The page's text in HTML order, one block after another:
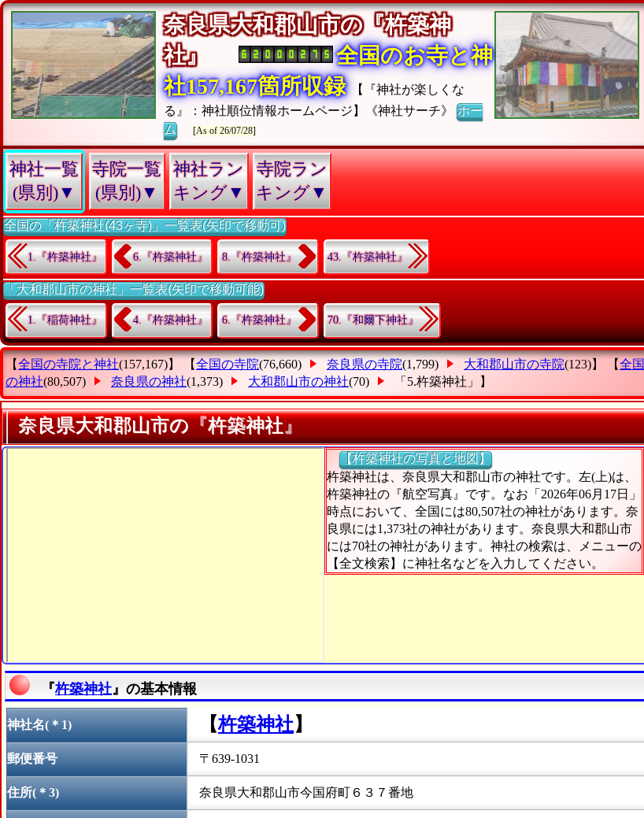
奈良県大和郡山市の『杵築神
社』
全国のお寺と神
社157,167箇所収録
【『神社が楽しくな
る』：神社順位情報ホームページ】《神社サーチ》ホー
ム
[As of 26/07/28]
神社一覧
(県別)▼
寺院一覧
(県別)▼
神社ラン
キング▼
寺院ラン
キング▼
全国の「杵築神社(43ヶ寺)」一覧表(矢印で移動可)
1.『杵築神社』 6.『杵築神社』 8.『杵築神社』 43.『杵築神社』
「大和郡山市の神社」一覧表(矢印で移動可能)
1.『稲荷神社』 4.『杵築神社』 6.『杵築神社』 70.『和爾下神社』
【全国の寺院と神社(157,167)】 【全国の寺院(76,660) 奈良県の寺院(1,799) 大和郡山市の寺院(123)】 【全国
の神社(80,507) 奈良県の神社(1,373) 大和郡山市の神社(70) 「5.杵築神社」 】
奈良県大和郡山市の『杵築神社』
【杵築神社の写真と地図】
杵築神社は、奈良県大和郡山市の神社です。左(上)は、
杵築神社の『航空写真』です。なお「2026年06月17日」
時点において、全国には80,507社の神社があります。奈
良県には1,373社の神社があります。奈良県大和郡山市
には70社の神社があります。神社の検索は、メニューの
【全文検索】に神社名などを入力してください。
『杵築神社 』の基本情報
神社名(＊1) 【杵築神社】
郵便番号 〒639-1031
住所(＊3) 奈良県大和郡山市今国府町６３７番地